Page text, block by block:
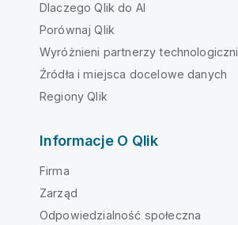
Dlaczego Qlik do AI
Porównaj Qlik
Wyróżnieni partnerzy technologiczni
Źródła i miejsca docelowe danych
Regiony Qlik
Informacje O Qlik
Firma
Zarząd
Odpowiedzialność społeczna